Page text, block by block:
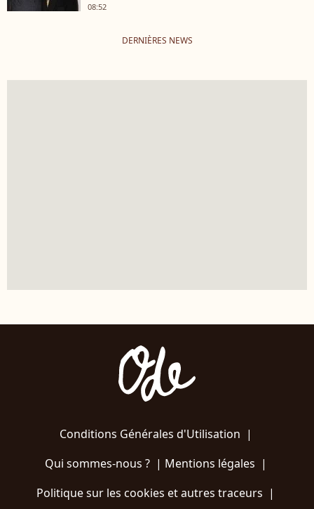
08:52
DERNIÈRES NEWS
Conditions Générales d'Utilisation |
Qui sommes-nous ?| Mentions légales |
Politique sur les cookies et autres traceurs |